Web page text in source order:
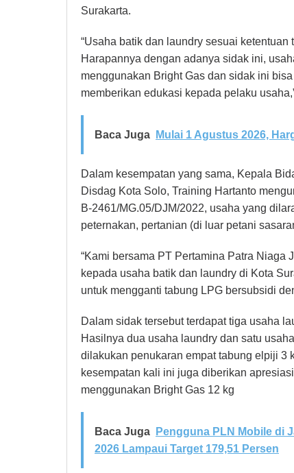
Surakarta.
“Usaha batik dan laundry sesuai
Harapannya dengan adanya sidak ini,
menggunakan Bright Gas dan sidak ini
memberikan edukasi kepada pelaku
Baca Juga Mulai 1 Agustus 2026,
Dalam kesempatan yang sama, Kepala
Disdag Kota Solo, Training Hartanto
B-2461/MG.05/DJM/2022, usaha yang
peternakan, pertanian (di luar petani
“Kami bersama PT Pertamina Patra
kepada usaha batik dan laundry di Kota
untuk mengganti tabung LPG bersubsidi
Dalam sidak tersebut terdapat tiga usaha
Hasilnya dua usaha laundry dan satu
dilakukan penukaran empat tabung elpiji 3
kesempatan kali ini juga diberikan
menggunakan Bright Gas 12 kg
Baca Juga
Pengguna PLN Mobile di
2026 Lampaui Target 179,51 Persen